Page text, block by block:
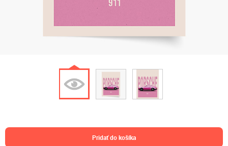
pridať do košíka